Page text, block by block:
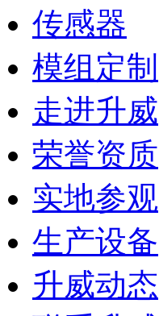
传感器
模组定制
走进升威
荣誉资质
实地参观
生产设备
升威动态